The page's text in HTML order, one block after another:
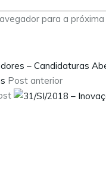
para a
Post anterior